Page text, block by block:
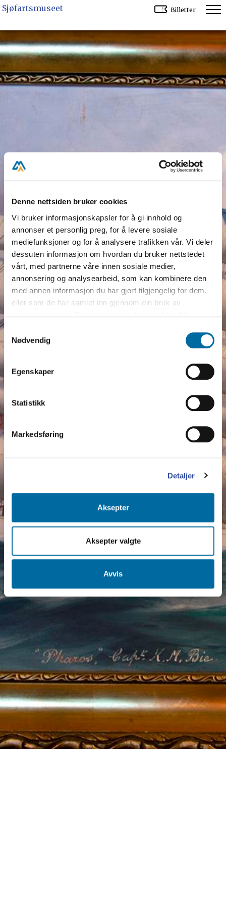
Denne nettsiden bruker cookies
Vi bruker informasjonskapsler for å gi innhold og
annonser et personlig preg, for å levere sosiale
mediefunksjoner og for å analysere trafikken vår. Vi deler
dessuten informasjon om hvordan du bruker nettstedet
vårt, med partnerne våre innen sosiale medier,
annonsering og analysearbeid, som kan kombinere den
med annen informasjon du har gjort tilgjengelig for dem,
eller som de har samlet inn gjennom din bruk av
så endre samtykke og så avvis.
Samtykkevalg
Nødvendig
Egenskaper
Statistikk
Markedsføring
Detaljer
Aksepter
Aksepter valgte
Avvis
Sjøfartsmuseet Billetter
samlinger finnes blant annet en god del
hvem brukte det og når? Her vil vi
bilder i artikkelen er av gjenstander i
ikke annet er oppgitt. Du ser bildene